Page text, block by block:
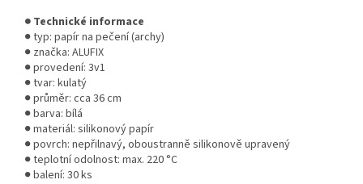
● Technické informace
● typ: papír na pečení (archy)
● značka: ALUFIX
● provedení: 3v1
● tvar: kulatý
● průměr: cca 36 cm
● barva: bílá
● materiál: silikonový papír
● povrch: nepřilnavý, oboustranně silikonově upravený
● teplotní odolnost: max. 220 °C
● balení: 30 ks